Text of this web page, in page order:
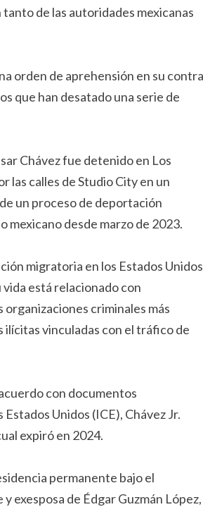
de las autoridades mexicanas
orden de aprehensión en su contra
que han desatado una serie de
Chávez fue detenido en Los
las calles de Studio City en un
un proceso de deportación
mexicano desde marzo de 2023.
migratoria en los Estados
está relacionado con
organizaciones criminales más
ilícitas vinculadas con el tráfico de
con documentos
Unidos (ICE), Chávez Jr.
expiró en 2024.
permanente bajo el
exesposa de Édgar Guzmán López,